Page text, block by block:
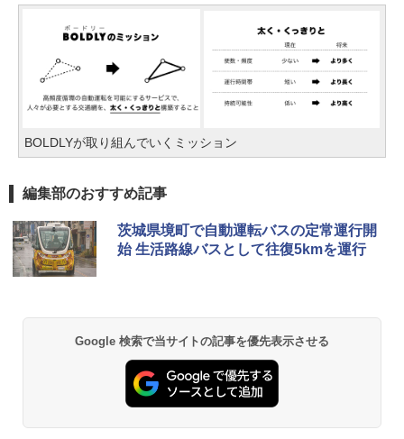
BOLDLYが取り組んでいくミッション
編集部のおすすめ記事
茨城県境町で自動運転バスの定常運行開
始 生活路線バスとして往復5kmを運行
Google 検索で当サイトの記事を優先表示させる